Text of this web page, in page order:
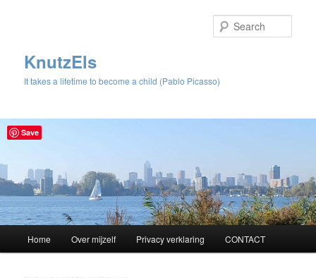
KnutzEls
It takes a lifetime to become a child (Pablo Picasso)
Skip
Skip
Home Over mijzelf Privacy verklaring CONTACT
Save